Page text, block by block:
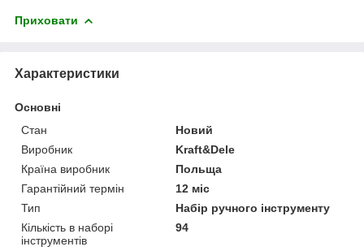
Приховати
Характеристики
Основні
Стан
Новий
Виробник
Kraft&Dele
Країна виробник
Польща
Гарантійний термін
12 міс
Тип
Набір ручного інструменту
Кількість в наборі
інструментів
94